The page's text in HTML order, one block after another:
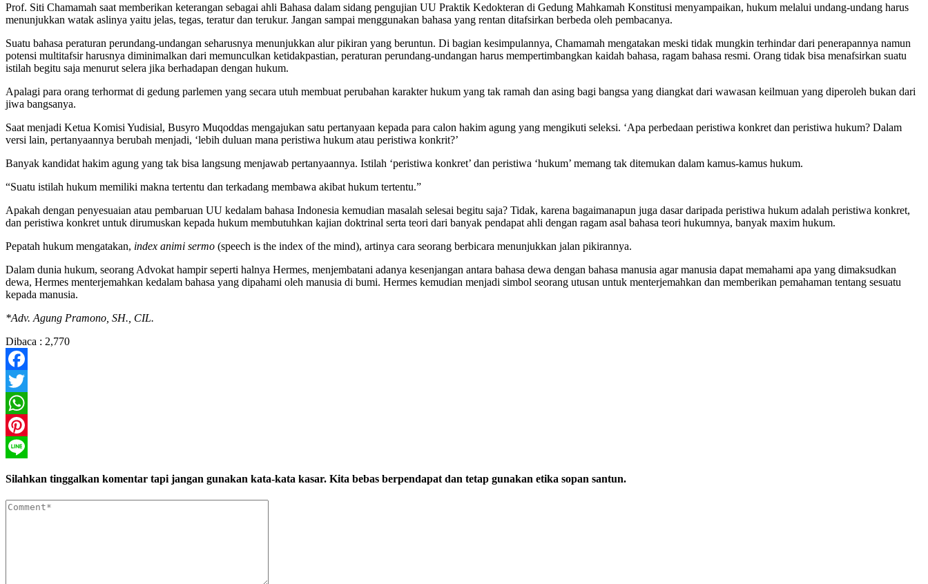
Prof. Siti Chamamah saat memberikan keterangan sebagai ahli Bahasa dalam sidang pengujian UU Praktik Kedokteran di Gedung Mahkamah Konstitusi menyampaikan, hukum melalui undang-undang harus
menunjukkan watak aslinya yaitu jelas, tegas, teratur dan terukur. Jangan sampai menggunakan bahasa yang rentan ditafsirkan berbeda oleh pembacanya.
Suatu bahasa peraturan perundang-undangan seharusnya menunjukkan alur pikiran yang beruntun. Di bagian kesimpulannya, Chamamah mengatakan meski tidak mungkin terhindar dari penerapannya namun
potensi multitafsir harusnya diminimalkan dari memunculkan ketidakpastian, peraturan perundang-undangan harus mempertimbangkan kaidah bahasa, ragam bahasa resmi. Orang tidak bisa menafsirkan suatu
istilah begitu saja menurut selera jika berhadapan dengan hukum.
Apalagi para orang terhormat di gedung parlemen yang secara utuh membuat perubahan karakter hukum yang tak ramah dan asing bagi bangsa yang diangkat dari wawasan keilmuan yang diperoleh bukan dari
jiwa bangsanya.
Saat menjadi Ketua Komisi Yudisial, Busyro Muqoddas mengajukan satu pertanyaan kepada para calon hakim agung yang mengikuti seleksi. ‘Apa perbedaan peristiwa konkret dan peristiwa hukum? Dalam
versi lain, pertanyaannya berubah menjadi, ‘lebih duluan mana peristiwa hukum atau peristiwa konkrit?’
Banyak kandidat hakim agung yang tak bisa langsung menjawab pertanyaannya. Istilah ‘peristiwa konkret’ dan peristiwa ‘hukum’ memang tak ditemukan dalam kamus-kamus hukum.
“Suatu istilah hukum memiliki makna tertentu dan terkadang membawa akibat hukum tertentu.”
Apakah dengan penyesuaian atau pembaruan UU kedalam bahasa Indonesia kemudian masalah selesai begitu saja? Tidak, karena bagaimanapun juga dasar daripada peristiwa hukum adalah peristiwa konkret,
dan peristiwa konkret untuk dirumuskan kepada hukum membutuhkan kajian doktrinal serta teori dari banyak pendapat ahli dengan ragam asal bahasa teori hukumnya, banyak maxim hukum.
Pepatah hukum mengatakan, index animi sermo (speech is the index of the mind), artinya cara seorang berbicara menunjukkan jalan pikirannya.
Dalam dunia hukum, seorang Advokat hampir seperti halnya Hermes, menjembatani adanya kesenjangan antara bahasa dewa dengan bahasa manusia agar manusia dapat memahami apa yang dimaksudkan
dewa, Hermes menterjemahkan kedalam bahasa yang dipahami oleh manusia di bumi. Hermes kemudian menjadi simbol seorang utusan untuk menterjemahkan dan memberikan pemahaman tentang sesuatu
kepada manusia.
*Adv. Agung Pramono, SH., CIL.
Dibaca : 2,770
Facebook
Twitter
WhatsApp
Pinterest
Silahkan tinggalkan komentar tapi jangan gunakan kata-kata kasar. Kita bebas berpendapat dan tetap gunakan etika sopan santun.